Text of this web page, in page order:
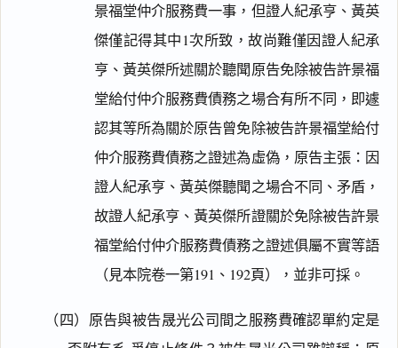
景福堂仲介服務費一事，但證人紀承亨、黃英
傑僅記得其中1次所致，故尚難僅因證人紀承
亨、黃英傑所述關於聽聞原告免除被告許景福
堂給付仲介服務費債務之場合有所不同，即遽
認其等所為關於原告曾免除被告許景福堂給付
仲介服務費債務之證述為虛偽，原告主張：因
證人紀承亨、黃英傑聽聞之場合不同、矛盾，
故證人紀承亨、黃英傑所證關於免除被告許景
福堂給付仲介服務費債務之證述俱屬不實等語
（見本院卷一第191、192頁），並非可採。
（四）原告與被告晟光公司間之服務費確認單約定是